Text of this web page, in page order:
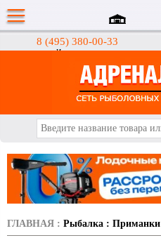
8 (495) 380-00-33
Интернет-магазин
ГЛАВНАЯ : Рыбалка : Приманки